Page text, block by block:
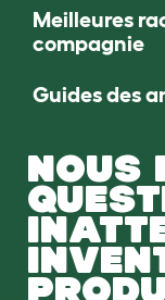
Meilleures
compagnie
Guides des
NOUS